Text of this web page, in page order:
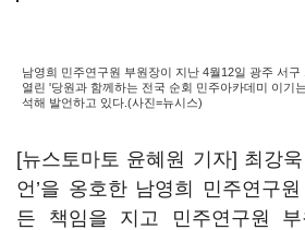
남영희 민주연구원 부원장이 지난 4월12일 광주 서
열린 '당원과 함께하는 전국 순회 민주아카데미 이기
석해 발언하고 있다.(사진=뉴시스)
[뉴스토마토 윤혜원 기자] 최강
언’을 옹호한 남영희 민주연구
든 책임을 지고 민주연구원 부